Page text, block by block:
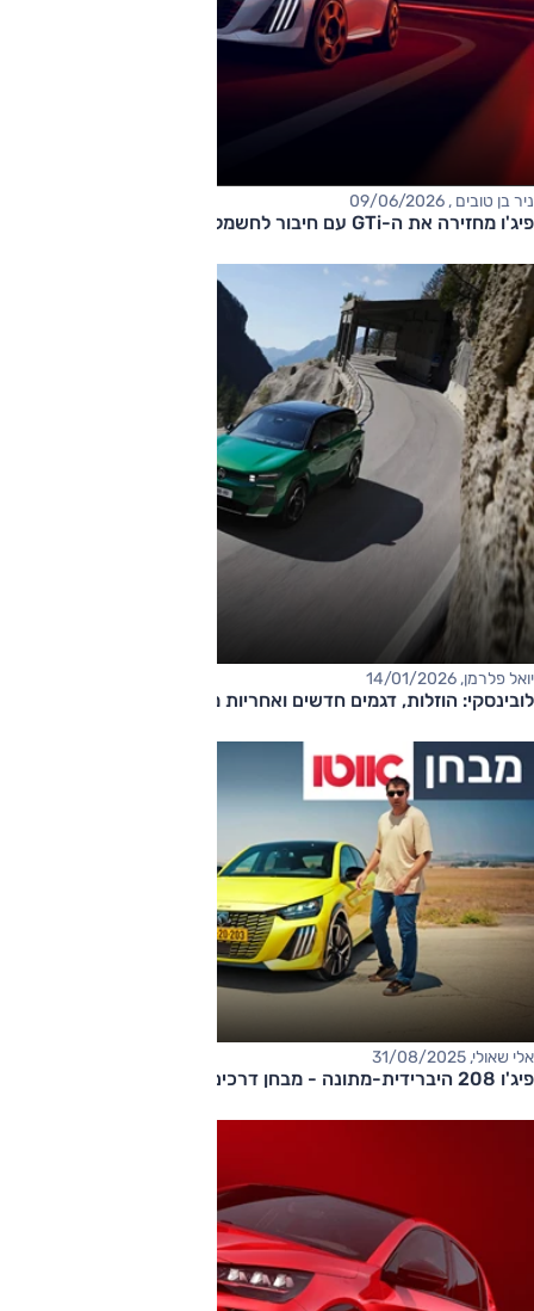
ניר בן טובים , 09/06/2026
פיג'ו מחזירה את ה-GTi עם חיבור לחשמל
יואל פלרמן, 14/01/2026
לובינסקי: הוזלות, דגמים חדשים ואחריות מורחבת
אלי שאולי, 31/08/2025
פיג'ו 208 היברידית-מתונה - מבחן דרכים